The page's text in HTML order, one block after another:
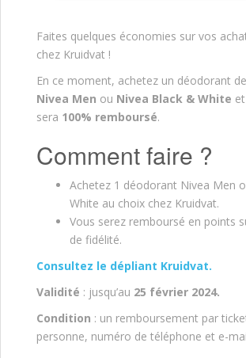
Faites quelques économies sur vos
chez Kruidvat !
En ce moment, achetez un déodorant
Nivea Men ou Nivea Black & White
sera 100% remboursé.
Comment faire ?
Achetez 1 déodorant Nivea Men
White au choix chez Kruidvat.
Vous serez remboursé en points
de fidélité.
Consultez le dépliant Kruidvat.
Validité : jusqu’au 25 février 2024.
Condition : un remboursement par
personne, numéro de téléphone et e-